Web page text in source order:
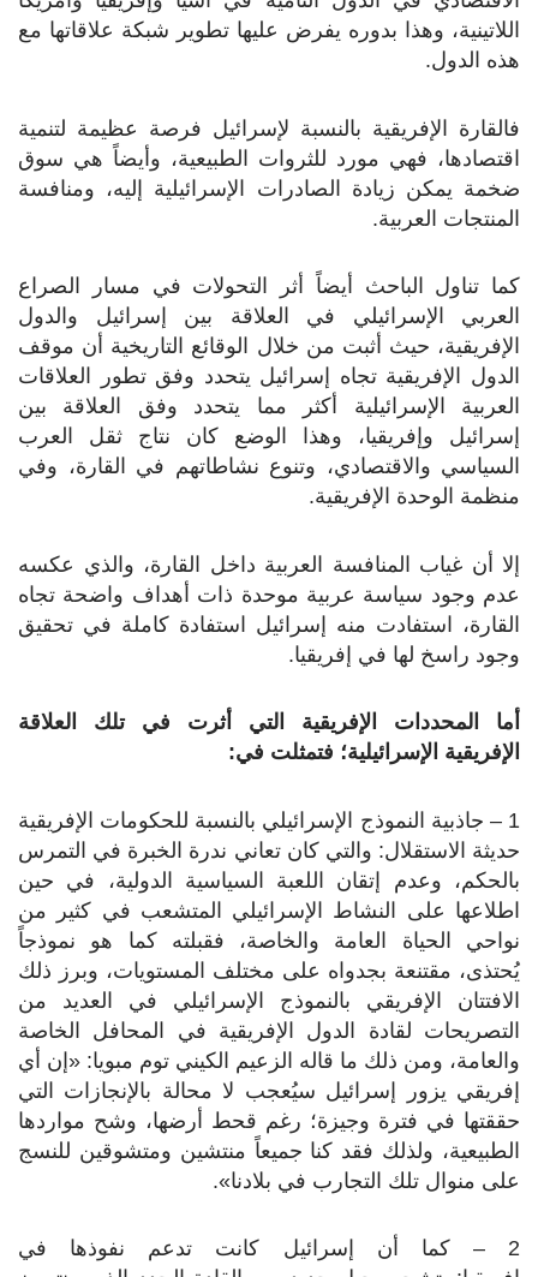
اللاتينية، وهذا بدوره يفرض عليها تطوير شبكة علاقاتها مع
هذه الدول.
فالقارة الإفريقية بالنسبة لإسرائيل فرصة عظيمة لتنمية
اقتصادها، فهي مورد للثروات الطبيعية، وأيضاً هي سوق
ضخمة يمكن زيادة الصادرات الإسرائيلية إليه، ومنافسة
المنتجات العربية.
كما تناول الباحث أيضاً أثر التحولات في مسار الصراع
العربي الإسرائيلي في العلاقة بين إسرائيل والدول
الإفريقية، حيث أثبت من خلال الوقائع التاريخية أن موقف
الدول الإفريقية تجاه إسرائيل يتحدد وفق تطور العلاقات
العربية الإسرائيلية أكثر مما يتحدد وفق العلاقة بين
إسرائيل وإفريقيا، وهذا الوضع كان نتاج ثقل العرب
السياسي والاقتصادي، وتنوع نشاطاتهم في القارة، وفي
منظمة الوحدة الإفريقية.
إلا أن غياب المنافسة العربية داخل القارة، والذي عكسه
عدم وجود سياسة عربية موحدة ذات أهداف واضحة تجاه
القارة، استفادت منه إسرائيل استفادة كاملة في تحقيق
وجود راسخ لها في إفريقيا.
أما المحددات الإفريقية التي أثرت في تلك العلاقة
الإفريقية الإسرائيلية؛ فتمثلت في:
1 – جاذبية النموذج الإسرائيلي بالنسبة للحكومات الإفريقية
حديثة الاستقلال: والتي كان تعاني ندرة الخبرة في التمرس
بالحكم، وعدم إتقان اللعبة السياسية الدولية، في حين
اطلاعها على النشاط الإسرائيلي المتشعب في كثير من
نواحي الحياة العامة والخاصة، فقبلته كما هو نموذجاً
يُحتذى، مقتنعة بجدواه على مختلف المستويات، وبرز ذلك
الافتتان الإفريقي بالنموذج الإسرائيلي في العديد من
التصريحات لقادة الدول الإفريقية في المحافل الخاصة
والعامة، ومن ذلك ما قاله الزعيم الكيني توم مبويا: «إن أي
إفريقي يزور إسرائيل سيُعجب لا محالة بالإنجازات التي
حققتها في فترة وجيزة؛ رغم قحط أرضها، وشح مواردها
الطبيعية، ولذلك فقد كنا جميعاً منتشين ومتشوقين للنسج
على منوال تلك التجارب في بلادنا».
2 – كما أن إسرائيل كانت تدعم نفوذها في